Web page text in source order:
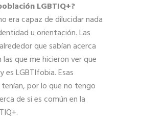
LGBTIQ+?
era capaz de dilucidar nada
u orientación. Las
que sabían acerca
que me hicieron ver que
es LGBTIfobia. Esas
por lo que no tengo
de si es común en la